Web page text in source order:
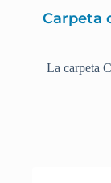
Carpeta
La carpeta